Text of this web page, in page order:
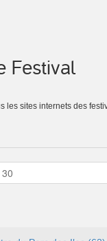
Festival
les sites internets des